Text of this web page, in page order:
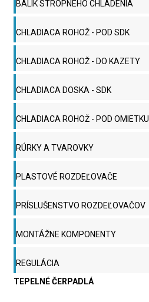
BALÍK STROPNÉHO CHLADENIA
CHLADIACA ROHOŽ - POD SDK
CHLADIACA ROHOŽ - DO KAZETY
CHLADIACA DOSKA - SDK
CHLADIACA ROHOŽ - POD OMIETKU
RÚRKY A TVAROVKY
PLASTOVÉ ROZDEĽOVAČE
PRÍSLUŠENSTVO ROZDEĽOVAČOV
MONTÁŽNE KOMPONENTY
REGULÁCIA
TEPELNÉ ČERPADLÁ